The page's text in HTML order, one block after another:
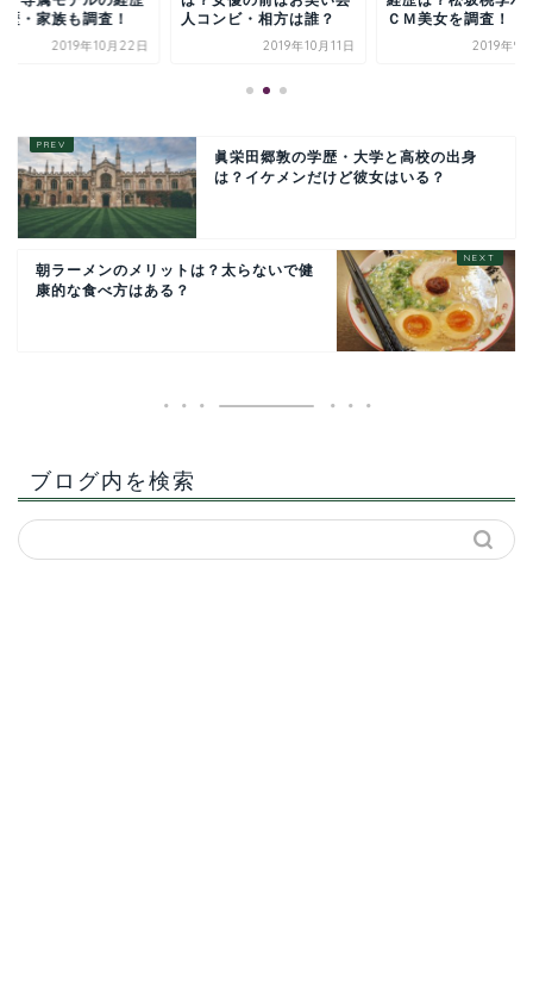
歴・家族も調査！
2019年10月22日
人コンビ・相方は誰？
2019年10月11日
ＣＭ美女を調査！
2019年9
眞栄田郷敦の学歴・大学と高校の出身
は？イケメンだけど彼女はいる？
朝ラーメンのメリットは？太らないで健
康的な食べ方はある？
ブログ内を検索